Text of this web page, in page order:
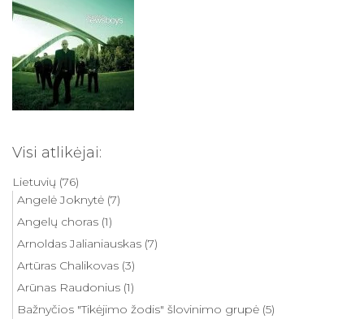
Visi atlikėjai:
Lietuvių (76)
Angelė Joknytė (7)
Angelų choras (1)
Arnoldas Jalianiauskas (7)
Artūras Chalikovas (3)
Arūnas Raudonius (1)
Bažnyčios "Tikėjimo žodis" šlovinimo grupė (5)